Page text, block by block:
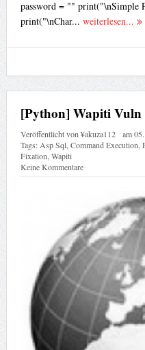
password = "" print("\nSimple
print("\nChar... weiterlesen...
[Python] Wapiti Vuln
Veröffentlicht von¥akuza112 am
Tags: Asp Sql, Command Execution
Fixation Wapiti
Keine Kommentare